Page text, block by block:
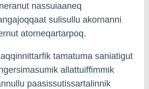
nassuiaaneq
sulisullu akornanni
atorneqartarpoq.
tamatuma saniatigut
allattuiffimmik
paasissutissartalinnik